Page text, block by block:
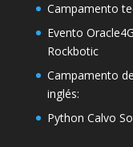
panel
panel
panel
Campamento
Evento
Rockbotic
Campamento
inglés:
Python Calvo